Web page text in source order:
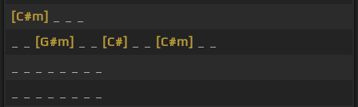
[C#m]
[G#m] [C#] [C#m]